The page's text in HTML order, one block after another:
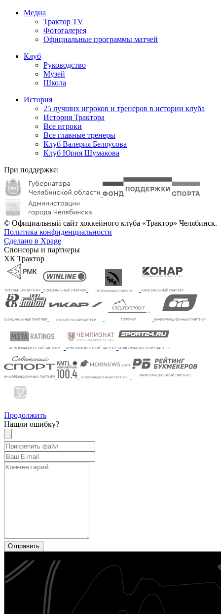
Медиа
Трактор TV
Фотогалерея
Официальные программы матчей
Клуб
Руководство
Музей
Школа
История
25 лучших игроков и тренеров в истории клуба
История Трактора
Все игроки
Все главные тренеры
Клуб Валерия Белоусова
Клуб Юрия Шумакова
При поддержке:
© Официальный сайт хоккейного клуба «Трактор» Челябинск.
Политика конфиденциальности
Сделано в Xpage
Спонсоры и партнеры
ХК Трактор
Продолжить
Нашли ошибку?